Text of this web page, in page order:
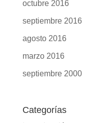
abril 2017
marzo 2017
febrero 2017
diciembre 2016
noviembre 2016
septiembre 2016